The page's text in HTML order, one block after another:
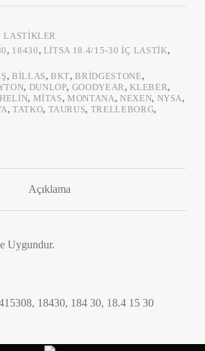
LASTIKLER
, 18430, LITSA 18.4/15-30 IÇ LASTIK,
, BILLAS,BKT,BRIDGESTONE,
, DUNLOP, GOODYEAR,KLEBER,
, MITAS,MONTANA, NEXEN, NYSA,
, TATKO, TAURUS, TRELLEBORG,
Açıklama
Uygundur.
18430, 184 30, 18.4 15 30